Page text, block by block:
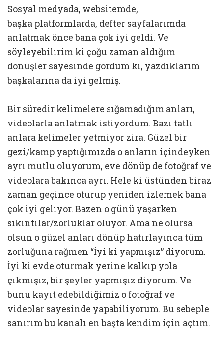
Sosyal medyada, websitemde,
başka platformlarda, defter sayfalarımda
anlatmak önce bana çok iyi geldi. Ve
söyleyebilirim ki çoğu zaman aldığım
dönüşler sayesinde gördüm ki, yazdıklarım
başkalarına da iyi gelmiş.
Bir süredir kelimelere sığamadığım anları,
videolarla anlatmak istiyordum. Bazı tatlı
anlara kelimeler yetmiyor zira. Güzel bir
gezi/kamp yaptığımızda o anların içindeyken
ayrı mutlu oluyorum, eve dönüp de fotoğraf ve
videolara bakınca ayrı. Hele ki üstünden biraz
zaman geçince oturup yeniden izlemek bana
çok iyi geliyor. Bazen o günü yaşarken
sıkıntılar/zorluklar oluyor. Ama ne olursa
olsun o güzel anları dönüp hatırlayınca tüm
zorluğuna rağmen “İyi ki yapmışız” diyorum.
İyi ki evde oturmak yerine kalkıp yola
çıkmışız, bir şeyler yapmışız diyorum. Ve
bunu kayıt edebildiğimiz o fotoğraf ve
videolar sayesinde yapabiliyorum. Bu sebeple
sanırım bu kanalı en başta kendim için açtım.